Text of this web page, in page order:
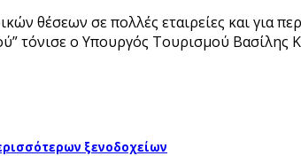
θέσεων σε πολλές εταιρείες και για
τόνισε ο Υπουργός Τουρισμού Βασίλης
ξενοδοχείων